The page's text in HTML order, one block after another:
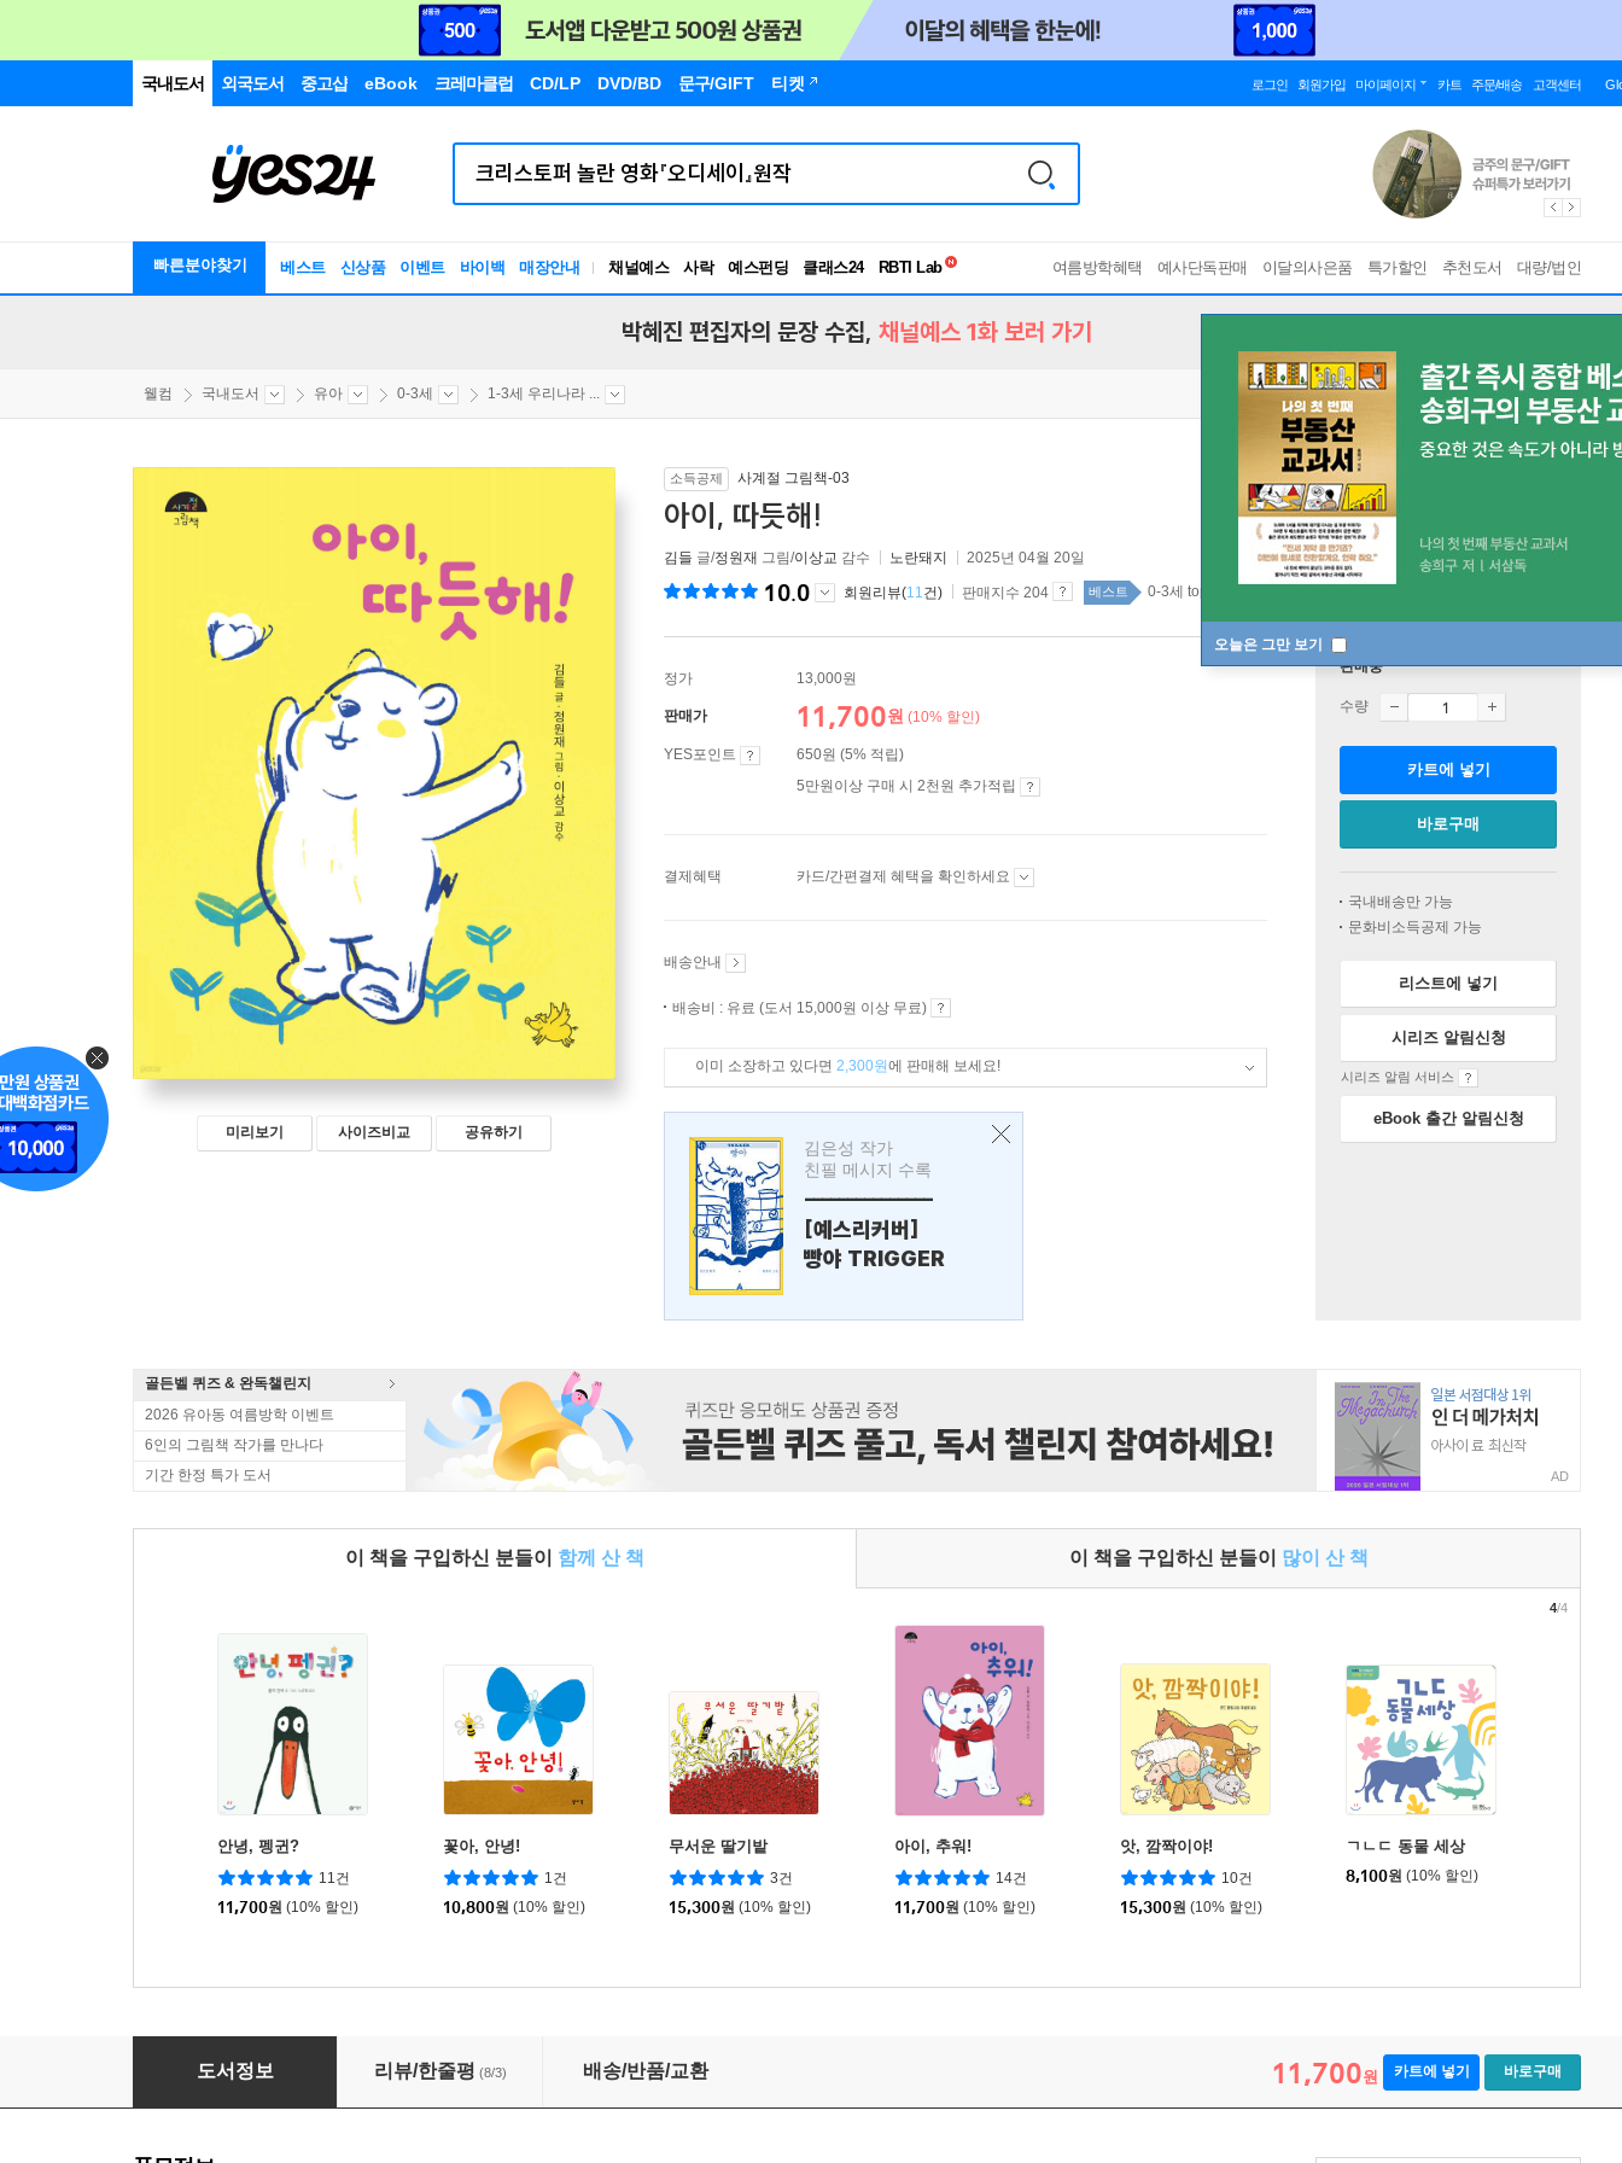
국내도서 외국도서 중고샵 eBook 크레마클럽 CD/LP DVD/BD 문구/GIFT 티켓 로그인 회원가입 마이페이지 카트 주문/배송 고객센터
빠른분야찾기 베스트 신상품 이벤트 바이백 매장안내 채널예스 사락 예스펀딩 클래스24
RBTI Lab
독서유형검사
여름방학혜택 예사단독판매 이달의사은품 특가할인 추천도서 대량/법인
오늘은 그만 보기
박혜진 편집자의 문장 수집, 채널예스 1화 보러 가기
웰컴 국내도서 유아 0-3세 1-3세 우리나라 ...
미리보기 사이즈비교 공유하기
소득공제 사계절 그림책-03
아이, 따듯해!
김들 글/정원재 그림/이상교 감수 노란돼지 2025년 04월 20일
10.0 회원리뷰(11건) 판매지수 204 베스트 0-3세 top100 1주
정가 13,000원
판매가 11,700원 (10% 할인)
YES포인트
650원 (5% 적립)
5만원이상 구매 시 2천원 추가적립
결제혜택 카드/간편결제 혜택을 확인하세요
배송안내
배송비 : 유료 (도서 15,000원 이상 무료)
이미 소장하고 있다면 2,300원에 판매해 보세요!
김은성 작가
친필 메시지 수록
---------------
[예스리커버]
빵야 TRIGGER
판매중
수량
카트에 넣기
바로구매
국내배송만 가능
문화비소득공제 가능
리스트에 넣기
시리즈 알림신청
시리즈 알림 서비스
eBook 출간 알림신청
골든벨 퀴즈 & 완독챌린지
2026 유아동 여름방학 이벤트
6인의 그림책 작가를 만나다
기간 한정 특가 도서
AD
이 책을 구입하신 분들이 함께 산 책 이 책을 구입하신 분들이 많이 산 책
안녕, 펭귄?
11건
11,700원 (10% 할인)
꽃아, 안녕!
1건
10,800원 (10% 할인)
무서운 딸기밭
3건
15,300원 (10% 할인)
아이, 추워!
14건
11,700원 (10% 할인)
앗, 깜짝이야!
10건
15,300원 (10% 할인)
ㄱㄴㄷ 동물 세상
8,100원 (10% 할인)
4/4
아이, 따듯해!
도서정보 리뷰/한줄평 (8/3) 배송/반품/교환 11,700원 카트에 넣기 바로구매